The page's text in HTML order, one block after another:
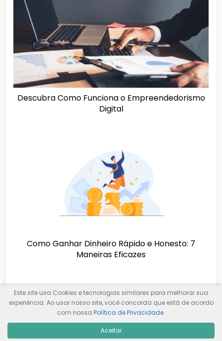
Descubra Como Funciona o Empreendedorismo
Digital
Como Ganhar Dinheiro Rápido e Honesto: 7
Maneiras Eficazes
Este site usa Cookies e tecnologias similares para melhorar sua
experiência. Ao usar nosso site, você concorda que está de acordo
com nossa Política de Privacidade.
Aceitar